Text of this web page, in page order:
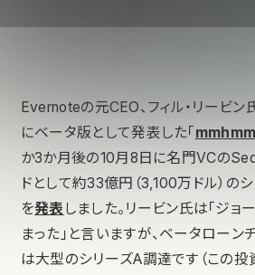
Evernoteの元CEO、フィル・リービ
にベータ版として発表した「mmhmm
か3か月後の10月8日に名門VCの
ドとして約33億円（3,100万ドル）の
を発表 しました。リービン氏は「ジョ
まった」と言いますが、ベータローン
は大型のシリーズA調達です（この投